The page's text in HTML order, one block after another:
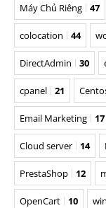
Máy Chủ Riêng 47
colocation 44
DirectAdmin 30
cpanel 21
Email Marketing 17
Cloud server 14
PrestaShop 12
OpenCart 10